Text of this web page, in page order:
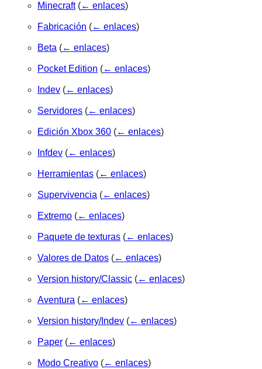
Minecraft (← enlaces)
Fabricación (← enlaces)
Beta (← enlaces)
Pocket Edition (← enlaces)
Indev (← enlaces)
Servidores (← enlaces)
Edición Xbox 360 (← enlaces)
Infdev (← enlaces)
Herramientas (← enlaces)
Supervivencia (← enlaces)
Extremo (← enlaces)
Paquete de texturas (← enlaces)
Valores de Datos (← enlaces)
Version history/Classic (← enlaces)
Aventura (← enlaces)
Version history/Indev (← enlaces)
Paper (← enlaces)
Modo Creativo (← enlaces)